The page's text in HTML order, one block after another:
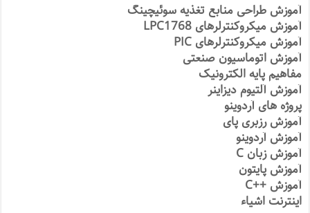
آموزش طراحی منابع تغذیه سوئیچینگ
آموزش میکروکنترلرهای LPC1768
آموزش میکروکنترلرهای PIC
آموزش اتوماسیون صنعتی
مفاهیم پایه الکترونیک
آموزش آلتیوم دیزاینر
پروژه های آردوینو
آموزش رزبری پای
آموزش آردوینو
آموزش زبان C
آموزش پایتون
آموزش ++C
اینترنت اشیاء